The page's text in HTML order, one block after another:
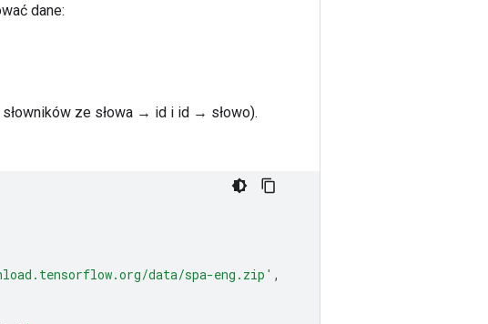
dane:
ze słowa → id i id → słowo).
data/spa-eng.zip' ,